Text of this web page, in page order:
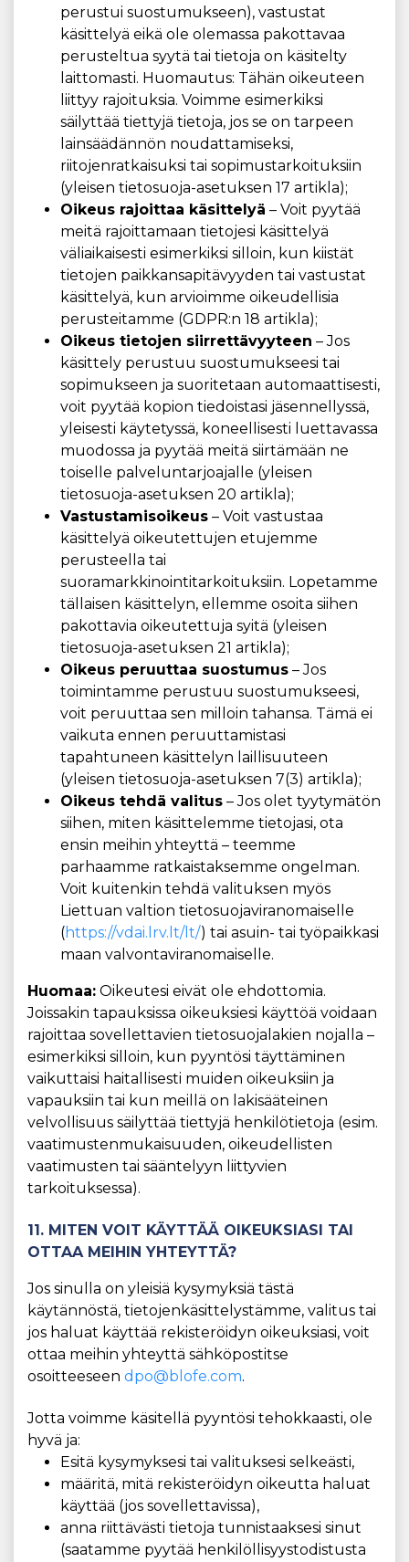
perustui suostumukseen), vastustat
käsittelyä eikä ole olemassa pakottavaa
perusteltua syytä tai tietoja on käsitelty
laittomasti. Huomautus: Tähän oikeuteen
liittyy rajoituksia. Voimme esimerkiksi
säilyttää tiettyjä tietoja, jos se on tarpeen
lainsäädännön noudattamiseksi,
riitojenratkaisuksi tai sopimustarkoituksiin
(yleisen tietosuoja-asetuksen 17 artikla);
Oikeus rajoittaa käsittelyä – Voit pyytää
meitä rajoittamaan tietojesi käsittelyä
väliaikaisesti esimerkiksi silloin, kun kiistät
tietojen paikkansapitävyyden tai vastustat
käsittelyä, kun arvioimme oikeudellisia
perusteitamme (GDPR:n 18 artikla);
Oikeus tietojen siirrettävyyteen – Jos
käsittely perustuu suostumukseesi tai
sopimukseen ja suoritetaan automaattisesti,
voit pyytää kopion tiedoistasi jäsennellyssä,
yleisesti käytetyssä, koneellisesti luettavassa
muodossa ja pyytää meitä siirtämään ne
toiselle palveluntarjoajalle (yleisen
tietosuoja-asetuksen 20 artikla);
Vastustamisoikeus – Voit vastustaa
käsittelyä oikeutettujen etujemme
perusteella tai
suoramarkkinointitarkoituksiin. Lopetamme
tällaisen käsittelyn, ellemme osoita siihen
pakottavia oikeutettuja syitä (yleisen
tietosuoja-asetuksen 21 artikla);
Oikeus peruuttaa suostumus – Jos
toimintamme perustuu suostumukseesi,
voit peruuttaa sen milloin tahansa. Tämä ei
vaikuta ennen peruuttamistasi
tapahtuneen käsittelyn laillisuuteen
(yleisen tietosuoja-asetuksen 7(3) artikla);
Oikeus tehdä valitus – Jos olet tyytymätön
siihen, miten käsittelemme tietojasi, ota
ensin meihin yhteyttä – teemme
parhaamme ratkaistaksemme ongelman.
Voit kuitenkin tehdä valituksen myös
Liettuan valtion tietosuojaviranomaiselle
(https://vdai.lrv.lt/lt/) tai asuin- tai työpaikkasi
maan valvontaviranomaiselle.
Huomaa: Oikeutesi eivät ole ehdottomia.
Joissakin tapauksissa oikeuksiesi käyttöä voidaan
rajoittaa sovellettavien tietosuojalakien nojalla –
esimerkiksi silloin, kun pyyntösi täyttäminen
vaikuttaisi haitallisesti muiden oikeuksiin ja
vapauksiin tai kun meillä on lakisääteinen
velvollisuus säilyttää tiettyjä henkilötietoja (esim.
vaatimustenmukaisuuden, oikeudellisten
vaatimusten tai sääntelyyn liittyvien
tarkoituksessa).
11. MITEN VOIT KÄYTTÄÄ OIKEUKSIASI TAI
OTTAA MEIHIN YHTEYTTÄ?
Jos sinulla on yleisiä kysymyksiä tästä
käytännöstä, tietojenkäsittelystämme, valitus tai
jos haluat käyttää rekisteröidyn oikeuksiasi, voit
ottaa meihin yhteyttä sähköpostitse
osoitteeseen dpo@blofe.com.
Jotta voimme käsitellä pyyntösi tehokkaasti, ole
hyvä ja:
Esitä kysymyksesi tai valituksesi selkeästi,
määritä, mitä rekisteröidyn oikeutta haluat
käyttää (jos sovellettavissa),
anna riittävästi tietoja tunnistaaksesi sinut
(saatamme pyytää henkilöllisyystodistusta